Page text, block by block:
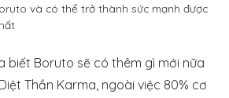
và có thể trở thành sức mạnh được
biết Boruto sẽ có thêm gì mới nữa
Thần Karma, ngoài việc 80% cơ